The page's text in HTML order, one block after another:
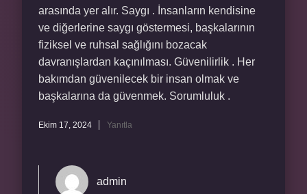
arasında yer alır. Saygı . İnsanların kendisine
ve diğerlerine saygı göstermesi, başkalarının
fiziksel ve ruhsal sağlığını bozacak
davranışlardan kaçınılması. Güvenilirlik . Her
bakımdan güvenilecek bir insan olmak ve
başkalarına da güvenmek. Sorumluluk .
Ekim 17, 2024 Yanıtla
admin